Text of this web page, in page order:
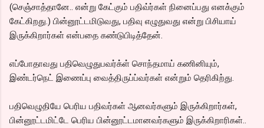
(செஞ்சாத்தானே.. என்று கேட்கும் பதிவ்ர்கள் நினைப்பது எனக்கும்
கேட்கிறது.) பின்னூட்டமிடுவது, பதிவு எழுதுவது என்று பிசியாய்
இருக்கிறார்கள் என்பதை கண்டுபிடித்தேன்.
எப்போதாவது பதிவெழுதுபவர்க்ள் சொந்தமாய் கணினியும்,
இண்டர்நெட் இணைப்பு வைத்திருப்ப்வர்கள் என்றும் தெரிகிற்து.
பதிவெழுதியே பெரிய பதிவர்கள் ஆனவர்களும் இருக்கிறார்கள்,
பின்னூட்டமிட்டே பெரிய பின்னூட்டமானவர்களும் இருக்கிறாரிகள்..